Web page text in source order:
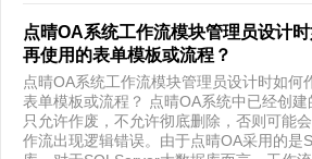
点晴OA系统工作流模块管理员设计
再使用的表单模板或流程？
点晴OA系统工作流模块管理员设计时如何
表单模板或流程？ 点晴OA系统中已经创建
只允许作废，不允许彻底删除，否则可能
作流出现逻辑错误。由于点晴OA采用的是